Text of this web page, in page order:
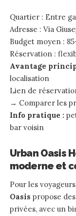
Quartier : Entre
Adresse : Via
Budget moyen :
Réservation :
Avantage
localisation
Lien de
→ Comparer les
Info pratique :
bar voisin
Urban Oasis
moderne et
Pour les
Oasis propose
privées, avec un